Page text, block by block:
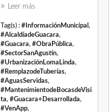
Leer más
Tag(s) : #InformaciónMunicipal ,
#AlcaldíadeGuacara,
#Guacara, #ObraPública,
#SectorSanAgustín,
#UrbanizaciónLomaLinda,
#RemplazodeTuberías,
#AguasServidas,
#MantenimientodeBocasdeVisi
ta, #Guacara+Desarrollada,
#VenApp,